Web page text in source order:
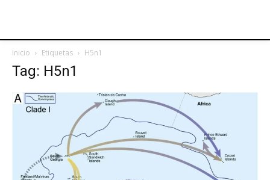
Inicio Etiquetas H5n1
Tag: H5n1